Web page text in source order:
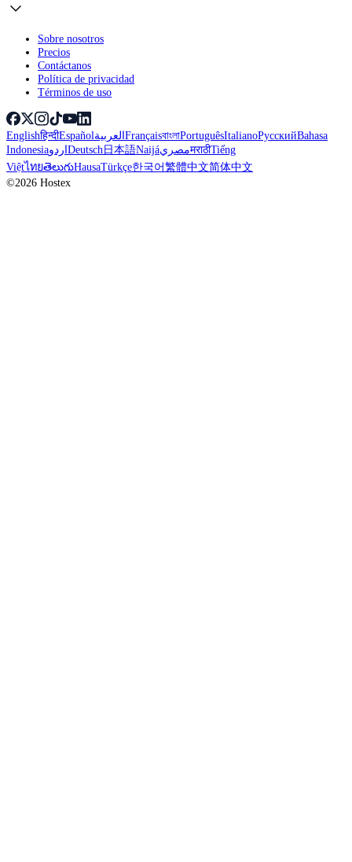
Sobre nosotros
Precios
Contáctanos
Política de privacidad
Términos de uso
Englishहिन्दीEspañolالعربيةFrançaisবাংলাPortuguêsItalianoРусскийBahasa
IndonesiaاردوDeutsch日本語NaijáمصريमराठीTiếng
ViệtไทยతెలుగుHausaTürkçe한국어繁體中文简体中文
©2026 Hostex